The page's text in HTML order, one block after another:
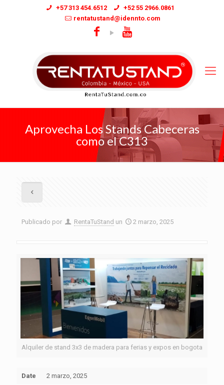
+57 313 454.6512
+52 55 2966.0861
rentatustand@idennto.com
Aprovecha Los Stands Cabeceras
como el C313
Publicado por RentaTuStand un 2 marzo, 2025
Alquiler de stand 3x3 de madera para ferias y expos en bogota
Date 2 marzo, 2025